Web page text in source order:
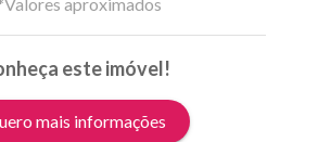
este imóvel!
mais informações